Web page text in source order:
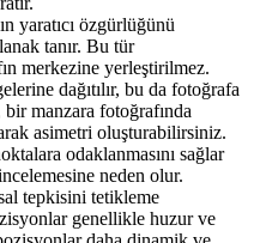
yaratıcı özgürlüğünü
tanır. Bu tür
merkezine yerleştirilmez.
dağıtılır, bu da fotoğrafa
manzara fotoğrafında
asimetri oluşturabilirsiniz.
odaklanmasını sağlar
neden olur.
tepkisini tetikleme
genellikle huzur ve